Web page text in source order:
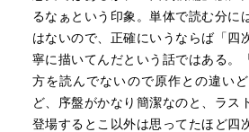
るなぁという印象。単体で読む分に
はないので、正確にいうならば「四
寧に描いてんだという話ではある。
方を読んでないので原作との違い
ど、序盤がかなり簡潔なのと、ラス
登場するとこ以外は思ってたほど四